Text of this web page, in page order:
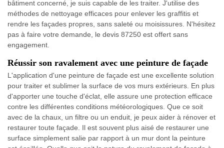
bâtiment concerné, je suis capable de les traiter. J'utilise des
méthodes de nettoyage efficaces pour enlever les graffitis et
rendre les façades propres, sans saleté ou moisissures. N'hésitez
pas à faire votre demande, le devis 87250 est offert sans
engagement.
Réussir son ravalement avec une peinture de façade
L'application d'une peinture de façade est une excellente solution
pour traiter et sublimer la surface de vos murs extérieurs. En plus
d'apporter une touche d'éclat, elle assure une protection efficace
contre les différentes conditions météorologiques. Que ce soit
avec de la chaux, un filtre ou un enduit, je peux aider à rénover et
restaurer toute façade. Il est souvent plus aisé de restaurer une
surface simplement salie par rapport à un mur dont la peinture